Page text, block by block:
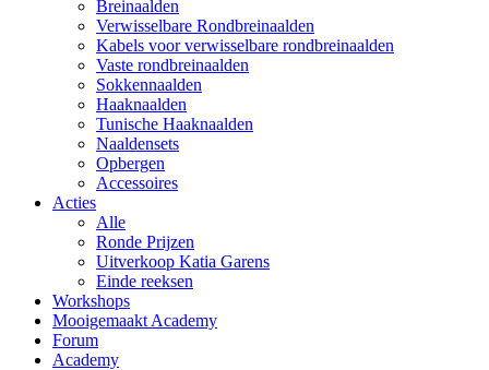
Breinaalden
Verwisselbare Rondbreinaalden
Kabels voor verwisselbare rondbreinaalden
Vaste rondbreinaalden
Sokkennaalden
Haaknaalden
Tunische Haaknaalden
Naaldensets
Opbergen
Accessoires
Acties
Alle
Ronde Prijzen
Uitverkoop Katia Garens
Einde reeksen
Workshops
Mooigemaakt Academy
Forum
Academy